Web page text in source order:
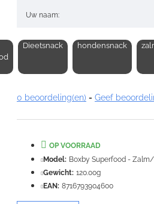
Uw naam:
Waardering:
Slecht Goed
Dieetsnack hondensnack
0 beoordeling(en) - Geef
OP VOORRAAD
Model: Boxby Superfood - Zalm/
Gewicht: 120.00g
EAN: 8716793904600